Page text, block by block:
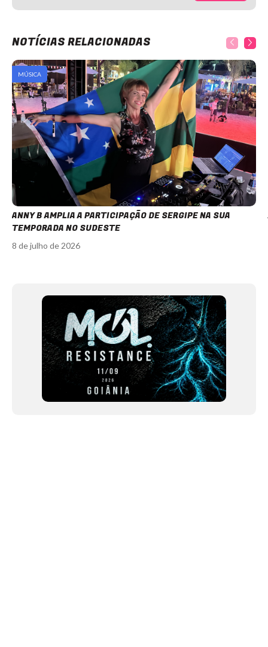
NOTÍCIAS RELACIONADAS
MÚSICA
ANNY B AMPLIA A PARTICIPAÇÃO DE SERGIPE NA SUA
TEMPORADA NO SUDESTE
8 de julho de 2026